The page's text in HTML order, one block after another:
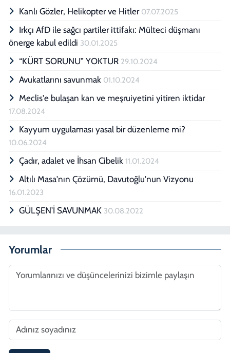
Kanlı Gözler, Helikopter ve Hitler 07.07.2025
Irkçı AfD ile sağcı partiler ittifakı: Mülteci düşmanı
önerge kabul edildi 30.01.2025
“KÜRT SORUNU” YOKTUR 29.10.2024
Avukatlarını savunmak 01.10.2024
Meclis'e bulaşan kan ve meşruiyetini yitiren iktidar
17.08.2024
Kayyum uygulaması yasal bir düzenleme mi?
10.06.2024
Çadır, adalet ve İhsan Cibelik 11.01.2024
Altılı Masa'nın Çözümü, Davutoğlu'nun Vizyonu
16.01.2023
GÜLŞEN’İ SAVUNMAK 30.08.2022
Yorumlar